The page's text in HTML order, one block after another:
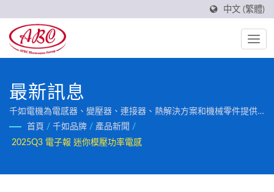
中文 (繁體)
最新訊息
千如電機為電感器、變壓器、連接器、熱解決方案和機械零件提供
客製化服務，也是通過嚴格的IATF16949品質認證廠商。
首頁 / 千如品牌 / 產品新聞 /
2025Q3 電子報 迷你模壓功率電感